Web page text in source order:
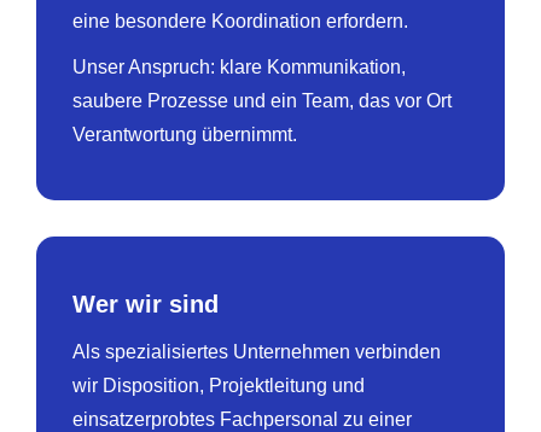
eine besondere Koordination erfordern.
Unser Anspruch: klare Kommunikation,
saubere Prozesse und ein Team, das vor Ort
Verantwortung übernimmt.
Wer wir sind
Als spezialisiertes Unternehmen verbinden
wir Disposition, Projektleitung und
einsatzerprobtes Fachpersonal zu einer